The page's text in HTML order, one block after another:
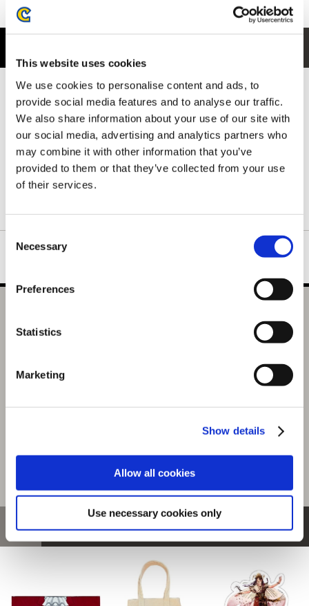
This website uses cookies
We use cookies to personalise content and ads, to
provide social media features and to analyse our traffic.
We also share information about your use of our site with
our social media, advertising and analytics partners who
may combine it with other information that you’ve
provided to them or that they’ve collected from your use
of their services.
Consent
Selection
Necessary
Preferences
Statistics
Marketing
Show details
Allow all cookies
Use necessary cookies only
フロントには、ルロウがネルスキュラにぐるぐる巻きにされてし
まうユーモラスなシーンをイラストでデザイン。
モンスターの迫力と、どこかコミカルなワンシーンが印象的で、
思わず目を引く仕上がりになっています。
背ネック下には、ハンターの拠点となる簡易キャンプをさりげな
く配置。
ゲームの世界観を感じられる、細部までこだわった一枚です。
ネックリブは丈夫で形の良い襟元を保つダブルステッチ仕様で
4（ルロウ）ホワイト L
Lサイズ / ルロウ ホワイト
4,480円
(税込)
224ポイント付与
おすすめ商品